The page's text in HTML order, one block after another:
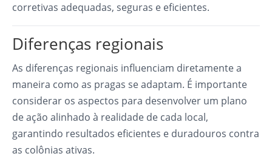
corretivas adequadas, seguras e eficientes.
Diferenças regionais
As diferenças regionais influenciam diretamente a
maneira como as pragas se adaptam. É importante
considerar os aspectos para desenvolver um plano
de ação alinhado à realidade de cada local,
garantindo resultados eficientes e duradouros contra
as colônias ativas.